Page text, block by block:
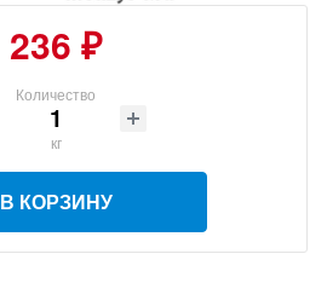
236 ₽
Количество
кг
В КОРЗИНУ